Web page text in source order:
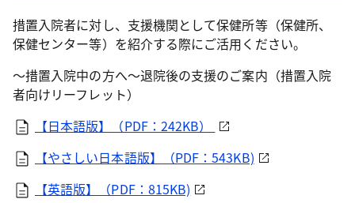
措置入院者に対し、支援機関として保健所等（保健所、
保健センター等）を紹介する際にご活用ください。
～措置入院中の方へ～退院後の支援のご案内（措置入院
者向けリーフレット）
【日本語版】（PDF：242KB）
【やさしい日本語版】（PDF：543KB)
【英語版】（PDF：815KB)